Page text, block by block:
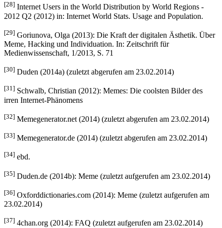
[28] Internet Users in the World Distribution by World Regions -
2012 Q2 (2012) in: Internet World Stats. Usage and Population.
[29] Goriunova, Olga (2013): Die Kraft der digitalen Ästhetik. Über
Meme, Hacking und Individuation. In: Zeitschrift für
Medienwissenschaft, 1/2013, S. 71
[30] Duden (2014a) (zuletzt abgerufen am 23.02.2014)
[31] Schwalb, Christian (2012): Memes: Die coolsten Bilder des
irren Internet-Phänomens
[32] Memegenerator.net (2014) (zuletzt abgerufen am 23.02.2014)
[33] Memegenerator.de (2014) (zuletzt abgerufen am 23.02.2014)
[34] ebd.
[35] Duden.de (2014b): Meme (zuletzt aufgerufen am 23.02.2014)
[36] Oxforddictionaries.com (2014): Meme (zuletzt aufgerufen am
23.02.2014)
[37] 4chan.org (2014): FAQ (zuletzt aufgerufen am 23.02.2014)